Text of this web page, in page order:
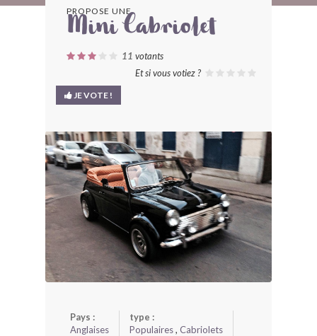
ARCHIVES
LES CONTRIBUTEURS
LE BLOG
BONJOURLAVIEILLE ?
MODÈLES ET MARQUES
COMMENT FONCTIONNE BLV ?
PROPOSE UNE
Mini Cabriolet
11 votants
Et si vous votiez ?
JE VOTE !
Pays :
Anglaises
type :
Populaires, Cabriolets